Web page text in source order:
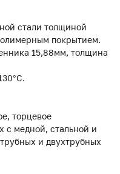
стали толщиной
покрытием.
15,88мм, толщина
торцевое
с медной, стальной и
и двухтрубных